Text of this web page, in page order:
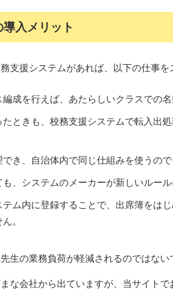
入メリット
支援システムがあれば、以下の仕事を
成を行えば、あたらしいクラスでの
ときも、校務支援システムで転入出
き、自治体内で同じ仕組みを使うの
、システムのメーカーが新しいルー
ム内に登録することで、出席簿をは
。
生の業務負荷が軽減されるのではない
な会社から出ていますが、当サイト